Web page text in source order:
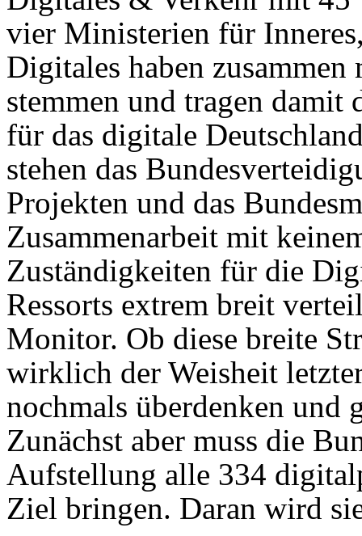
vier Ministerien für
Digitales haben
stemmen und tragen
für das digitale
stehen das
Projekten und das
Zusammenarbeit mit
Zuständigkeiten für die
Ressorts extrem breit
Monitor. Ob diese breite
wirklich der Weisheit
nochmals überdenken und
Zunächst aber muss die
Aufstellung alle 334
Ziel bringen. Daran wird